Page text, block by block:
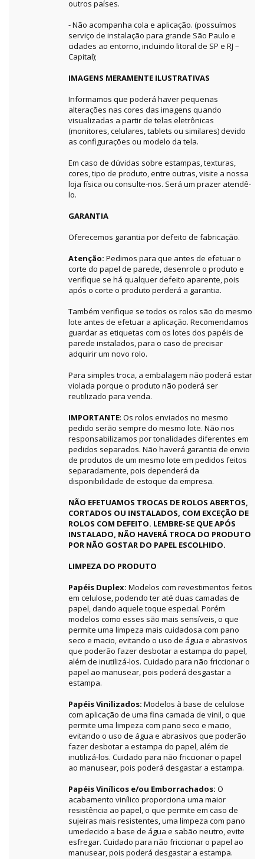
outros países.
- Não acompanha cola e aplicação. (possuímos
serviço de instalação para grande São Paulo e
cidades ao entorno, incluindo litoral de SP e RJ –
Capital);
IMAGENS MERAMENTE ILUSTRATIVAS
Informamos que poderá haver pequenas
alterações nas cores das imagens quando
visualizadas a partir de telas eletrônicas
(monitores, celulares, tablets ou similares) devido
as configurações ou modelo da tela.
Em caso de dúvidas sobre estampas, texturas,
cores, tipo de produto, entre outras, visite a nossa
loja física ou consulte-nos. Será um prazer atendê-
lo.
GARANTIA
Oferecemos garantia por defeito de fabricação.
Atenção: Pedimos para que antes de efetuar o
corte do papel de parede, desenrole o produto e
verifique se há qualquer defeito aparente, pois
após o corte o produto perderá a garantia.
Também verifique se todos os rolos são do mesmo
lote antes de efetuar a aplicação. Recomendamos
guardar as etiquetas com os lotes dos papéis de
parede instalados, para o caso de precisar
adquirir um novo rolo.
Para simples troca, a embalagem não poderá estar
violada porque o produto não poderá ser
reutilizado para venda.
IMPORTANTE: Os rolos enviados no mesmo
pedido serão sempre do mesmo lote. Não nos
responsabilizamos por tonalidades diferentes em
pedidos separados. Não haverá garantia de envio
de produtos de um mesmo lote em pedidos feitos
separadamente, pois dependerá da
disponibilidade de estoque da empresa.
NÃO EFETUAMOS TROCAS DE ROLOS ABERTOS,
CORTADOS OU INSTALADOS, COM EXCEÇÃO DE
ROLOS COM DEFEITO. LEMBRE-SE QUE APÓS
INSTALADO, NÃO HAVERÁ TROCA DO PRODUTO
POR NÃO GOSTAR DO PAPEL ESCOLHIDO.
LIMPEZA DO PRODUTO
Papéis Duplex: Modelos com revestimentos feitos
em celulose, podendo ter até duas camadas de
papel, dando aquele toque especial. Porém
modelos como esses são mais sensíveis, o que
permite uma limpeza mais cuidadosa com pano
seco e macio, evitando o uso de água e abrasivos
que poderão fazer desbotar a estampa do papel,
além de inutilizá-los. Cuidado para não friccionar o
papel ao manusear, pois poderá desgastar a
estampa.
Papéis Vinilizados: Modelos à base de celulose
com aplicação de uma fina camada de vinil, o que
permite uma limpeza com pano seco e macio,
evitando o uso de água e abrasivos que poderão
fazer desbotar a estampa do papel, além de
inutilizá-los. Cuidado para não friccionar o papel
ao manusear, pois poderá desgastar a estampa.
Papéis Vinílicos e/ou Emborrachados: O
acabamento vinílico proporciona uma maior
resistência ao papel, o que permite em caso de
sujeiras mais resistentes, uma limpeza com pano
umedecido a base de água e sabão neutro, evite
esfregar. Cuidado para não friccionar o papel ao
manusear, pois poderá desgastar a estampa.